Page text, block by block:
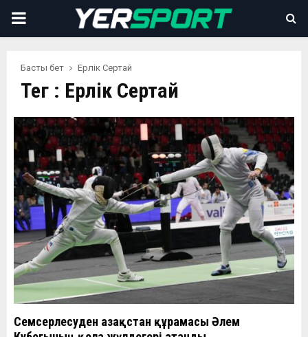
PRIMARY
Басты бет Ерлік Сертай
Тег : Ерлік Сертай
Семсерлесуден Қазақстан құрамасы Әлем